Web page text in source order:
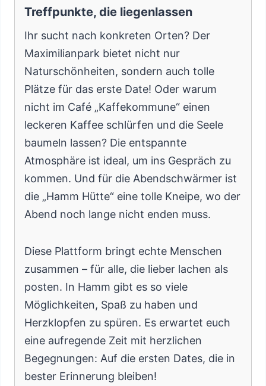
Treffpunkte, die liegenlassen
Ihr sucht nach konkreten Orten? Der
Maximilianpark bietet nicht nur
Naturschönheiten, sondern auch tolle
Plätze für das erste Date! Oder warum
nicht im Café „Kaffekommune“ einen
leckeren Kaffee schlürfen und die Seele
baumeln lassen? Die entspannte
Atmosphäre ist ideal, um ins Gespräch zu
kommen. Und für die Abendschwärmer ist
die „Hamm Hütte“ eine tolle Kneipe, wo der
Abend noch lange nicht enden muss.
Diese Plattform bringt echte Menschen
zusammen – für alle, die lieber lachen als
posten. In Hamm gibt es so viele
Möglichkeiten, Spaß zu haben und
Herzklopfen zu spüren. Es erwartet euch
eine aufregende Zeit mit herzlichen
Begegnungen: Auf die ersten Dates, die in
bester Erinnerung bleiben!